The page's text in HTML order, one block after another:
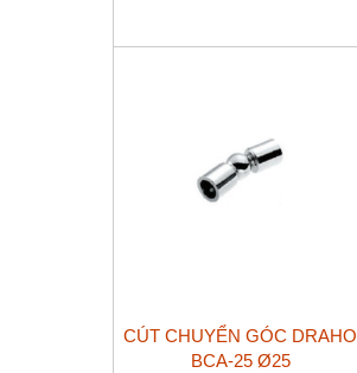
CÚT CHUYỂN GÓC DRAHO
BCA-25 Ø25